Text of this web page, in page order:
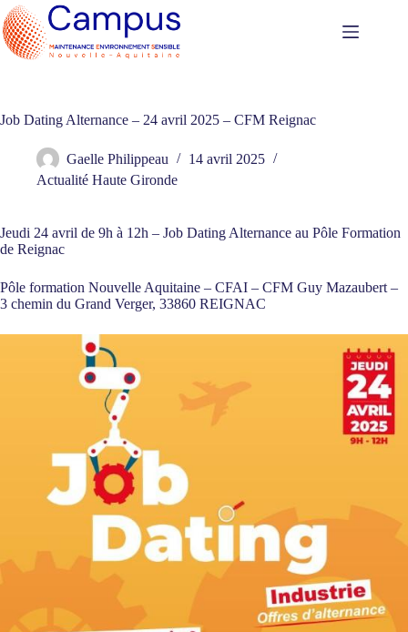
Passer
au
contenu
Job Dating Alternance – 24 avril 2025 – CFM Reignac
Gaelle Philippeau
14 avril 2025
Actualité Haute Gironde
Jeudi 24 avril de 9h à 12h – Job Dating Alternance au Pôle Formation
de Reignac
Pôle formation Nouvelle Aquitaine – CFAI – CFM Guy Mazaubert –
3 chemin du Grand Verger, 33860 REIGNAC